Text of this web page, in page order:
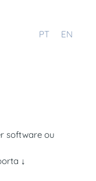
PT EN
software ou
↓